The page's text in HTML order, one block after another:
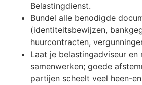
Belastingdienst.
Bundel alle benodigde
(identiteitsbewijzen,
huurcontracten,
Laat je belastingadviseur en
samenwerken; goede
partijen scheelt veel heen-